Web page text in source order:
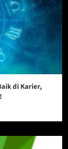
di Karier,